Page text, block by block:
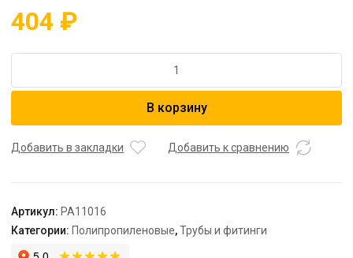
404 ₽
Труба
50х4,6
В корзину
Добавить в закладки Добавить к сравнению
Артикул: PA11016
Категории: Полипропиленовые,Трубы и фитинги